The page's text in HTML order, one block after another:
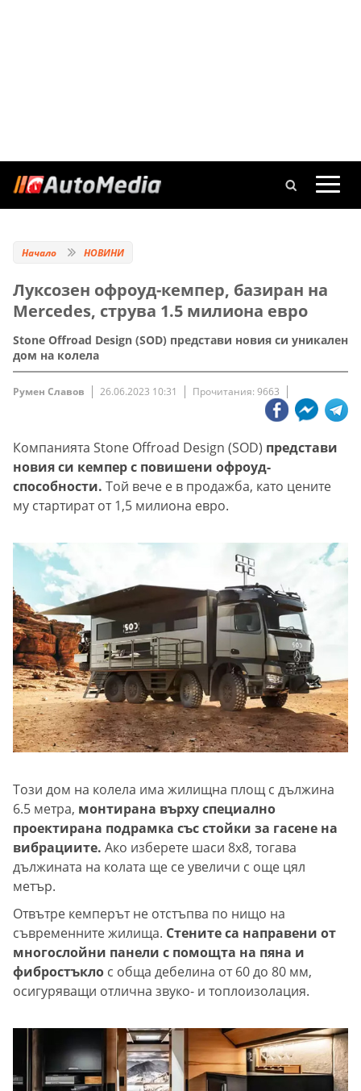
Начало НОВИНИ
Луксозен офроуд-кемпер, базиран на
Mercedes, струва 1.5 милиона евро
Stone Offroad Design (SOD) представи новия си уникален
дом на колела
Румен Славов 26.06.2023 10:31 Прочитания: 9663
Компанията Stone Offroad Design (SOD) представи
новия си кемпер с повишени офроуд-
способности. Той вече е в продажба, като цените
му стартират от 1,5 милиона евро.
Този дом на колела има жилищна площ с дължина
6.5 метра, монтирана върху специално
проектирана подрамка със стойки за гасене на
вибрациите. Ако изберете шаси 8x8, тогава
дължината на колата ще се увеличи с още цял
метър.
Отвътре кемперът не отстъпва по нищо на
съвременните жилища. Стените са направени от
многослойни панели с помощта на пяна и
фибростъкло с обща дебелина от 60 до 80 мм,
осигуряващи отлична звуко- и топлоизолация.